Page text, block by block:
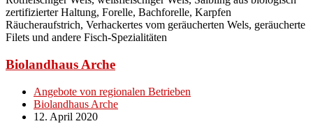
zertifizierter Haltung, Forelle, Bachforelle, Karpfen
Räucheraufstrich, Verhackertes vom geräucherten Wels, geräucherte
Filets und andere Fisch-Spezialitäten
Biolandhaus Arche
Angebote von regionalen Betrieben
Biolandhaus Arche
12. April 2020